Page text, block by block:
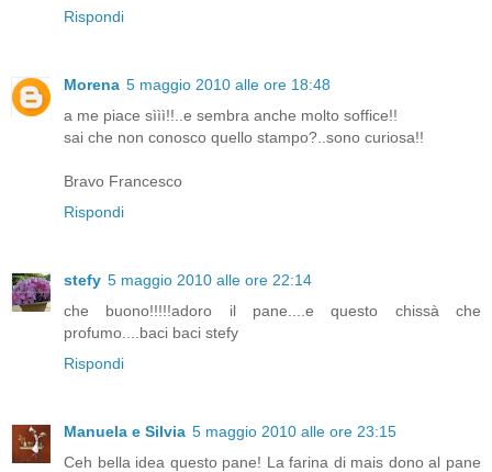
Rispondi
Morena 5 maggio 2010 alle ore 18:48
a me piace sììì!!..e sembra anche molto soffice!!
sai che non conosco quello stampo?..sono curiosa!!
Bravo Francesco
Rispondi
stefy 5 maggio 2010 alle ore 22:14
che buono!!!!!adoro il pane....e questo chissà che
profumo....baci baci stefy
Rispondi
Manuela e Silvia 5 maggio 2010 alle ore 23:15
Ceh bella idea questo pane! La farina di mais dono al pane